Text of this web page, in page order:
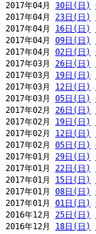
2017年04月 30日(日)
2017年04月 23日(日)
2017年04月 16日(日)
2017年04月 09日(日)
2017年04月 02日(日)
2017年03月 26日(日)
2017年03月 19日(日)
2017年03月 12日(日)
2017年03月 05日(日)
2017年02月 26日(日)
2017年02月 19日(日)
2017年02月 12日(日)
2017年02月 05日(日)
2017年01月 29日(日)
2017年01月 22日(日)
2017年01月 15日(日)
2017年01月 08日(日)
2017年01月 01日(日)
2016年12月 25日(日)
2016年12月 18日(日)